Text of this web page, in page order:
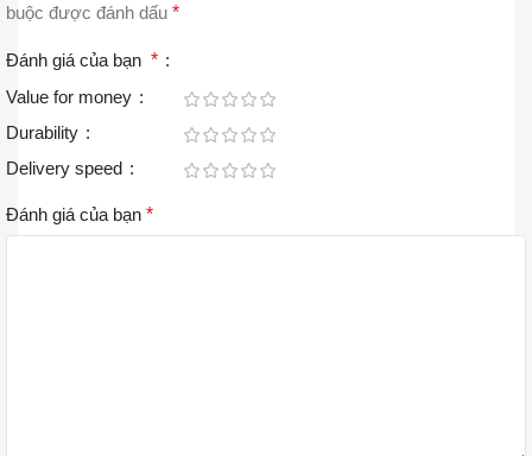
buộc được đánh dấu *
Đánh giá của bạn *
Value for money
Durability
Delivery speed
Đánh giá của bạn *